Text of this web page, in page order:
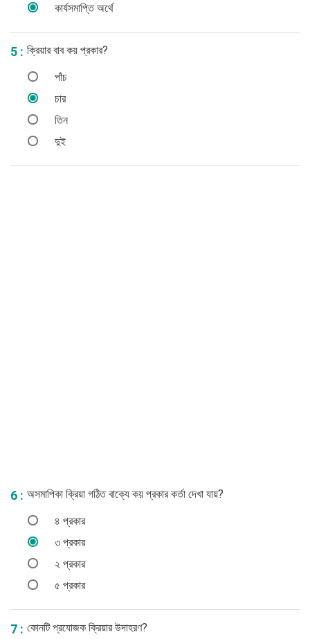
কার্যসমাপ্তি অর্থে
5 : ক্রিয়ার বাব কয় প্রকার?
পাঁচ
চার
তিন
দুই
6 : অসমাপিকা ক্রিয়া গঠিত বাক্যে কয় প্রকার কর্তা দেখা যায়?
৪ প্রকার
৩ প্রকার
২ প্রকার
৫ প্রকার
7 : কোনটি প্রযোজক ক্রিয়ার উদাহরণ?